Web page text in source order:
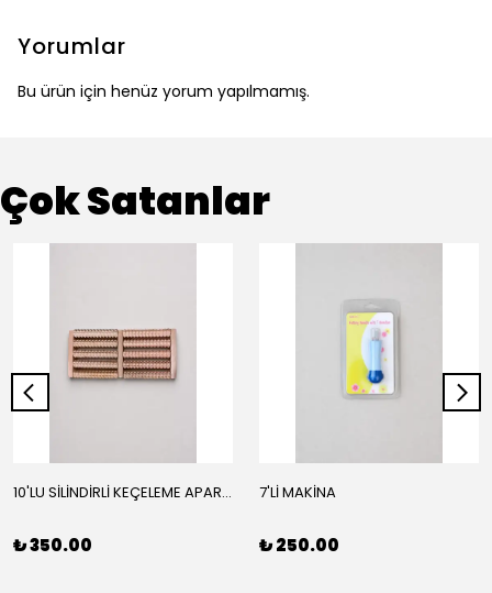
Yorumlar
Bu ürün için henüz yorum yapılmamış.
Çok Satanlar
10'LU SİLİNDİRLİ KEÇELEME APARATI
₺ 350.00
7'Lİ MAKİNA
₺ 250.00